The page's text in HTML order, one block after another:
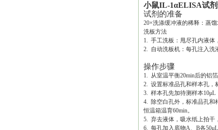
小鼠IL-1αELISA试
试剂的准备
20×洗涤缓冲液的稀释：蒸
洗板方法
1. 手工洗板：甩尽孔内液体
2. 自动洗板机：每孔注入洗
操作步骤
1. 从室温平衡20min后的铝
2. 设置标准品孔和样本孔，
3. 样本孔先加待测样本10μL
4. 除空白孔外，标准品孔和
恒温箱温育60min。
5. 弃去液体，吸水纸上拍干
6. 每孔加入底物A、B各